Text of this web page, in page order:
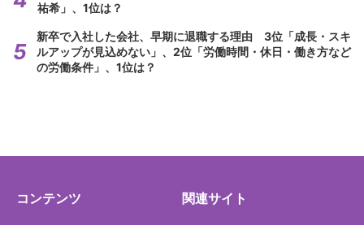
祐希」、1位は？
新卒で入社した会社、早期に退職する理由 3位「成長・スキ
ルアップが見込めない」、2位「労働時間・休日・働き方など
の労働条件」、1位は？
コンテンツ 関連サイト